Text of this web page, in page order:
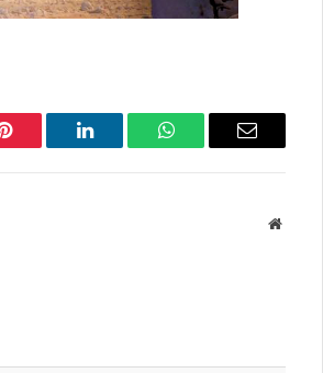
Pinterest LinkedIn WhatsAppEmail
Website